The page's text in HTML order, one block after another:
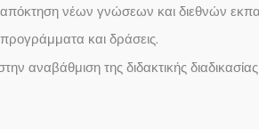
νέων γνώσεων και διεθνών
και δράσεις.
αναβάθμιση της διδακτικής